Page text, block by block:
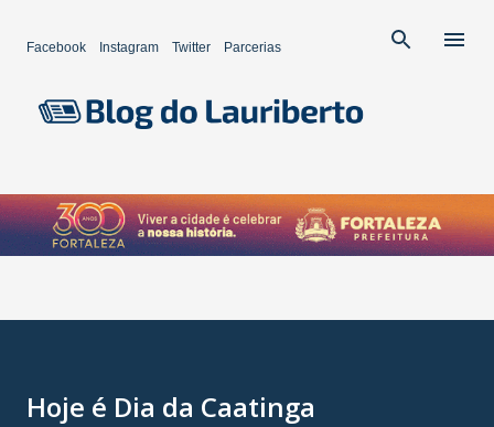
Facebook Instagram Twitter Parcerias
Hoje é Dia da Caatinga